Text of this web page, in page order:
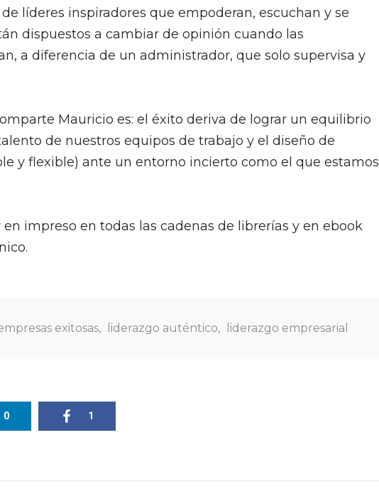
líderes inspiradores que empoderan, escuchan y se
dispuestos a cambiar de opinión cuando las
a diferencia de un administrador, que solo supervisa y
Mauricio es: el éxito deriva de lograr un equilibrio
de nuestros equipos de trabajo y el diseño de
y flexible) ante un entorno incierto como el que estamos
impreso en todas las cadenas de librerías y en ebook
exitosas, liderazgo auténtico, liderazgo empresarial
0 1